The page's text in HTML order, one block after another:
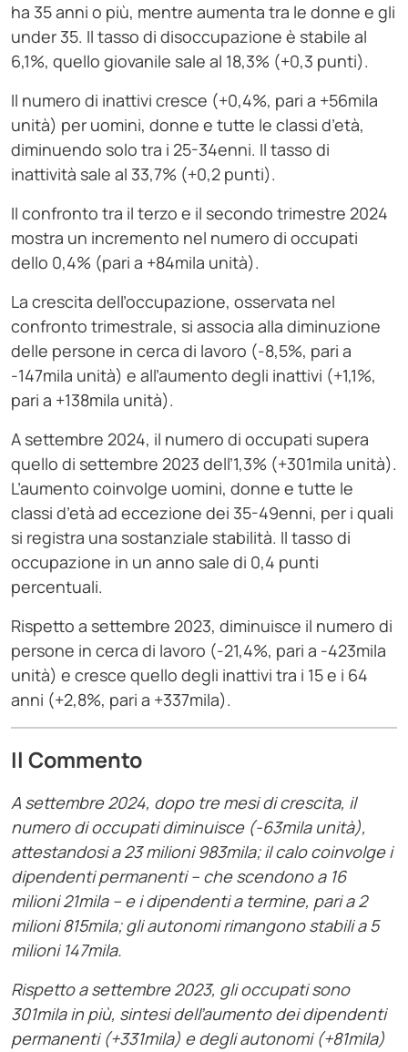
ha 35 anni o più, mentre aumenta tra le donne e gli
under 35. Il tasso di disoccupazione è stabile al
6,1%, quello giovanile sale al 18,3% (+0,3 punti).
Il numero di inattivi cresce (+0,4%, pari a +56mila
unità) per uomini, donne e tutte le classi d’età,
diminuendo solo tra i 25-34enni. Il tasso di
inattività sale al 33,7% (+0,2 punti).
Il confronto tra il terzo e il secondo trimestre 2024
mostra un incremento nel numero di occupati
dello 0,4% (pari a +84mila unità).
La crescita dell’occupazione, osservata nel
confronto trimestrale, si associa alla diminuzione
delle persone in cerca di lavoro (-8,5%, pari a
-147mila unità) e all’aumento degli inattivi (+1,1%,
pari a +138mila unità).
A settembre 2024, il numero di occupati supera
quello di settembre 2023 dell’1,3% (+301mila unità).
L’aumento coinvolge uomini, donne e tutte le
classi d’età ad eccezione dei 35-49enni, per i quali
si registra una sostanziale stabilità. Il tasso di
occupazione in un anno sale di 0,4 punti
percentuali.
Rispetto a settembre 2023, diminuisce il numero di
persone in cerca di lavoro (-21,4%, pari a -423mila
unità) e cresce quello degli inattivi tra i 15 e i 64
anni (+2,8%, pari a +337mila).
Il Commento
A settembre 2024, dopo tre mesi di crescita, il
numero di occupati diminuisce (-63mila unità),
attestandosi a 23 milioni 983mila; il calo coinvolge i
dipendenti permanenti – che scendono a 16
milioni 21mila – e i dipendenti a termine, pari a 2
milioni 815mila; gli autonomi rimangono stabili a 5
milioni 147mila.
Rispetto a settembre 2023, gli occupati sono
301mila in più, sintesi dell’aumento dei dipendenti
permanenti (+331mila) e degli autonomi (+81mila)